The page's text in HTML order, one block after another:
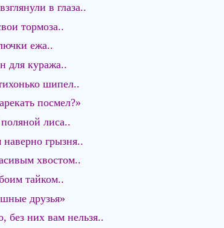
в глаза..
тормоза..
ежа..
для куража..
шипел..
посмел?»
лиса..
грызня..
хвостом..
тайком..
друзья»
них вам нельзя..